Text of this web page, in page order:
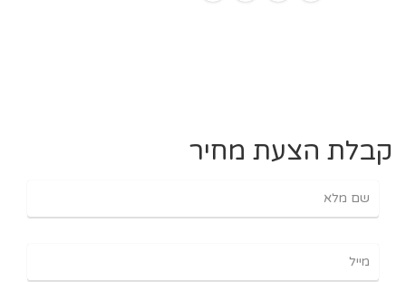
קבלת הצעת מחיר